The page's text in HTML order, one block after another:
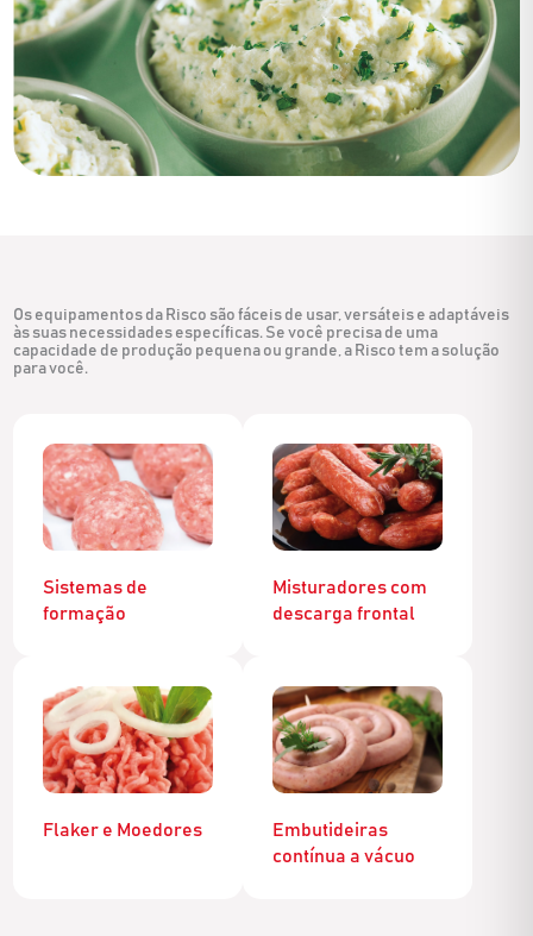
Os equipamentos da Risco são fáceis de usar, versáteis e adaptáveis
às suas necessidades específicas. Se você precisa de uma
capacidade de produção pequena ou grande, a Risco tem a solução
para você.
Sistemas de
formação
Misturadores com
descarga frontal
Flaker e Moedores
Embutideiras
contínua a vácuo